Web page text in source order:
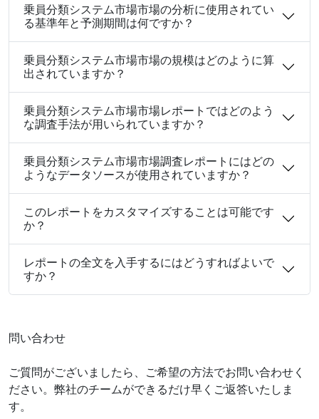
乗員分類システム市場市場の分析に使用されてい
る基準年と予測期間は何ですか？
乗員分類システム市場市場の規模はどのように算
出されていますか？
乗員分類システム市場市場レポートではどのよう
な調査手法が用いられていますか？
乗員分類システム市場市場調査レポートにはどの
ようなデータソースが使用されていますか？
このレポートをカスタマイズすることは可能です
か？
レポートの全文を入手するにはどうすればよいで
すか？
問い合わせ
ご質問がございましたら、ご希望の方法でお問い合わせく
ださい。弊社のチームができるだけ早くご返答いたしま
す。